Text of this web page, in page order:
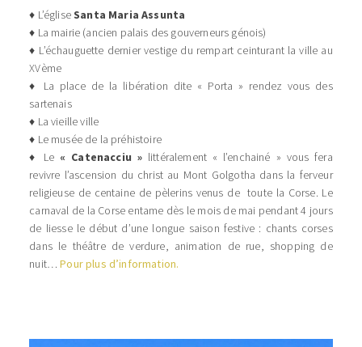
♦ L’égliseSanta Maria Assunta
♦ La mairie (ancien palais des gouverneurs génois)
♦ L’échauguette dernier vestige du rempart ceinturant la ville au
XVème
♦ La place de la libération dite « Porta » rendez vous des
sartenais
♦ La vieille ville
♦ Le musée de la préhistoire
♦ Le « Catenacciu »littéralement « l’enchainé » vous fera
revivre l’ascension du christ au Mont Golgotha dans la ferveur
religieuse de centaine de pèlerins venus de toute la Corse. Le
carnaval de la Corse entame dès le mois de mai pendant 4 jours
de liesse le début d’une longue saison festive : chants corses
dans le théâtre de verdure, animation de rue, shopping de
nuit…Pour plus d’information.